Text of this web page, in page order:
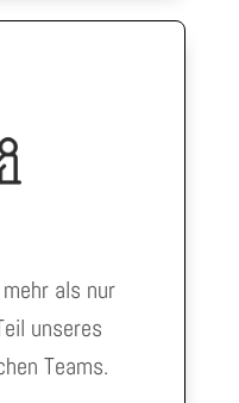
als nur
unseres
Teams.